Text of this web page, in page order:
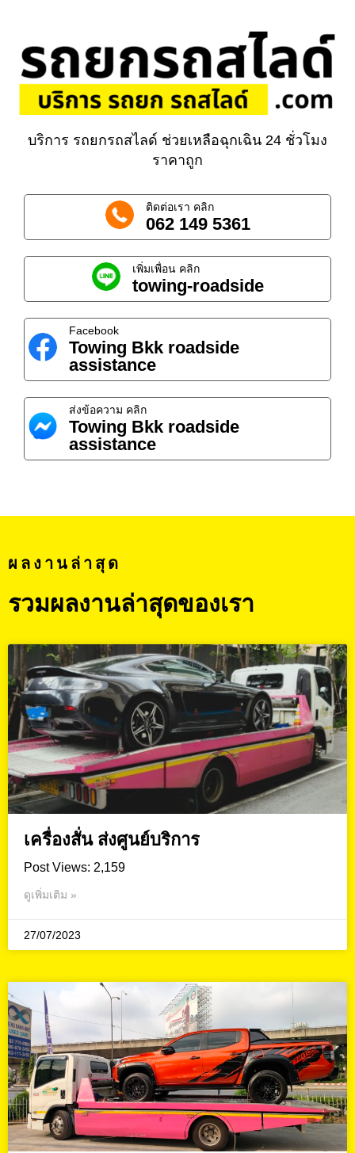
บริการ รถยกรถสไลด์ ช่วยเหลือฉุกเฉิน 24 ชั่วโมง
ราคาถูก
ติดต่อเรา คลิก
062 149 5361
เพิ่มเพื่อน คลิก
towing-roadside
Facebook
Towing Bkk roadside
assistance
ส่งข้อความ คลิก
Towing Bkk roadside
assistance
ผลงานล่าสุด
รวมผลงานล่าสุดของเรา
เครื่องสั่น ส่งศูนย์บริการ
Post Views: 2,159
ดูเพิ่มเติม »
27/07/2023